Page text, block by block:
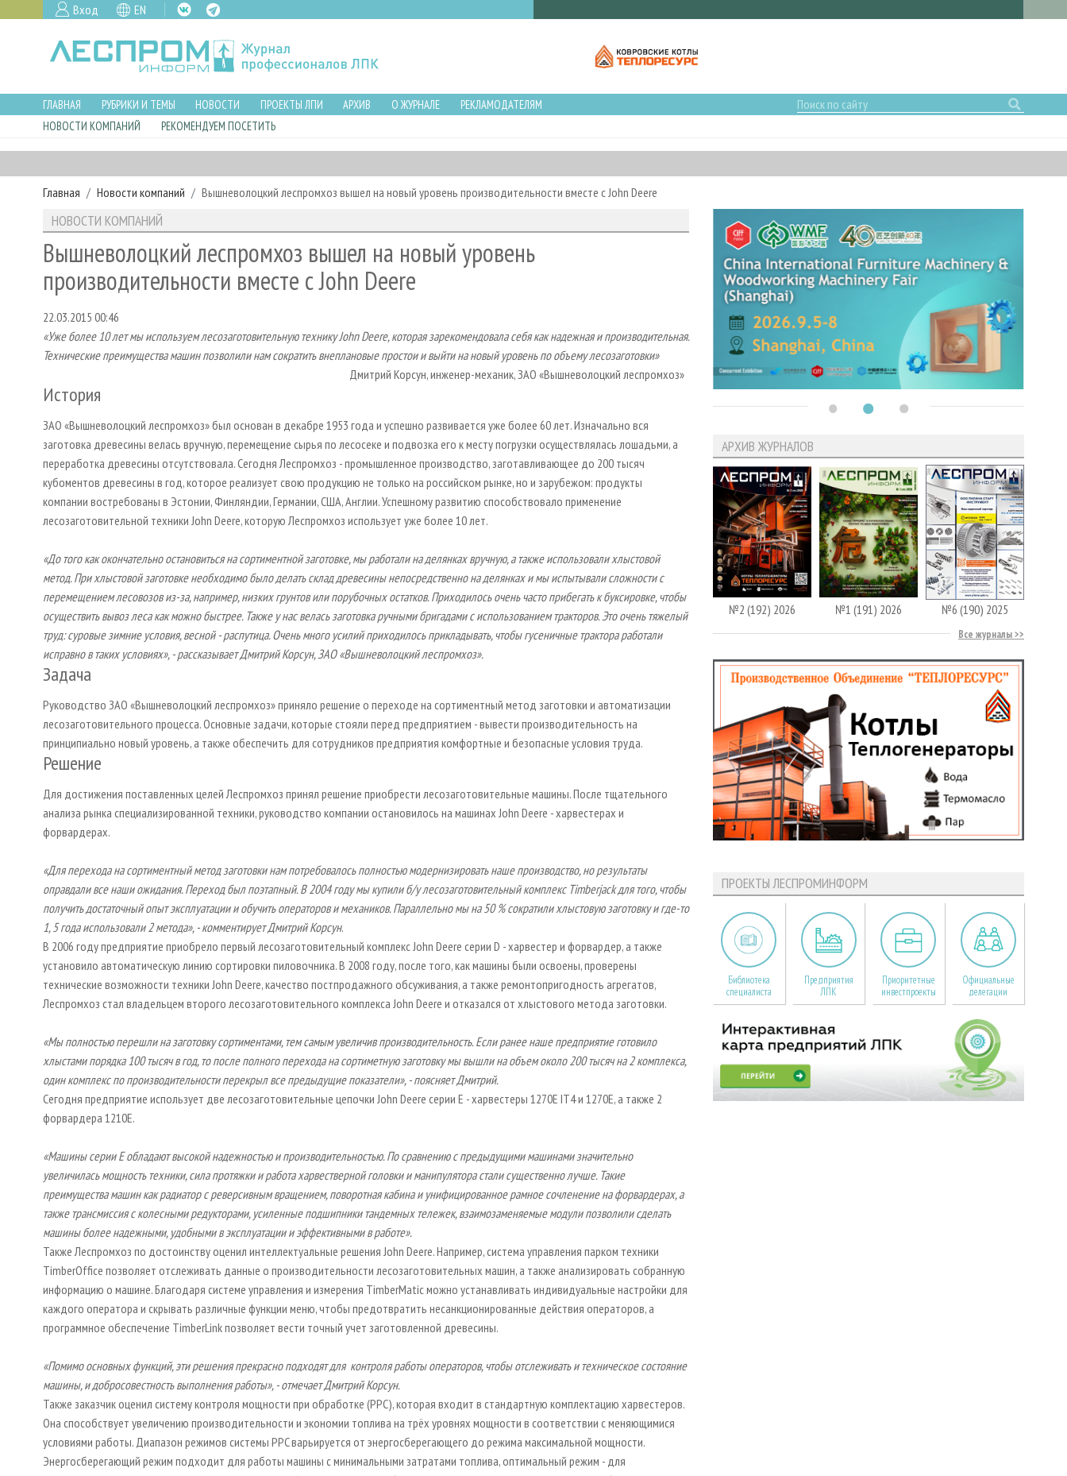
Вход EN
ГЛАВНАЯ РУБРИКИ И ТЕМЫ НОВОСТИ ПРОЕКТЫ ЛПИ АРХИВ О ЖУРНАЛЕ
РЕКЛАМОДАТЕЛЯМ
НОВОСТИ КОМПАНИЙ
РЕКОМЕНДУЕМ ПОСЕТИТЬ
Главная Новости компаний Вышневолоцкий леспромхоз вышел на новый уровень производительности вместе с John Deere
НОВОСТИ КОМПАНИЙ
Вышневолоцкий леспромхоз вышел на новый уровень
производительности вместе с John Deere
22.03.2015 00:46
«Уже более 10 лет мы используем лесозаготовительную техникуJohn Deere, которая зарекомендовала себя как надежная и производительная.
Технические преимущества машин позволили нам сократить внеплановые простои и выйти на новый уровень по объему лесозаготовки»
Дмитрий Корсун, инженер-механик, ЗАО «Вышневолоцкий леспромхоз»
История
ЗАО «Вышневолоцкий леспромхоз» был основан в декабре 1953 года и успешно развивается уже более 60 лет. Изначально вся
заготовка древесины велась вручную, перемещение сырья по лесосеке и подвозка его к месту погрузки осуществлялась лошадьми, а
переработка древесины отсутствовала. Сегодня Леспромхоз - промышленное производство, заготавливающее до 200 тысяч
кубоментов древесины в год, которое реализует свою продукцию не только на российском рынке, но и зарубежом: продукты
компании востребованы в Эстонии, Финляндии, Германии, США, Англии. Успешному развитию способствовало применение
лесозаготовительной техники John Deere, которую Леспромхоз использует уже более 10 лет.
«До того как окончательно остановиться на сортиментной заготовке, мы работали на делянках вручную, а также использовали хлыстовой
метод. При хлыстовой заготовке необходимо было делать склад древесины непосредственно на делянках и мы испытывали сложности с
перемещением лесовозов из-за, например, низких грунтов или порубочных остатков. Приходилось очень часто прибегать к буксировке, чтобы
осуществить вывоз леса как можно быстрее. Также у нас велась заготовка ручными бригадами с использованием тракторов. Это очень тяжелый
труд: суровые зимние условия, весной - распутица. Очень много усилий приходилось прикладывать, чтобы гусеничные трактора работали
исправно в таких условиях», - рассказывает Дмитрий Корсун, ЗАО «Вышневолоцкий леспромхоз».
Задача
Руководство ЗАО «Вышневолоцкий леспромхоз» приняло решение о переходе на сортиментный метод заготовки и автоматизации
лесозаготовительного процесса. Основные задачи, которые стояли перед предприятием - вывести производительность на
принципиально новый уровень, а также обеспечить для сотрудников предприятия комфортные и безопасные условия труда.
Решение
Для достижения поставленных целей Леспромхоз принял решение приобрести лесозаготовительные машины. После тщательного
анализа рынка специализированной техники, руководство компании остановилось на машинах John Deere - харвестерах и
форвардерах.
«Для перехода на сортиментный метод заготовки нам потребовалось полностью модернизировать наше производство, но результаты
оправдали все наши ожидания. Переход был поэтапный. В 2004 году мы купили б/у лесозаготовительный комплекс Timberjackдля того, чтобы
получить достаточный опыт эксплуатации и обучить операторов и механиков. Параллельно мы на 50 % сократили хлыстовую заготовку и где-то
1, 5 года использовали 2 метода», - комментирует Дмитрий Корсун.
В 2006 году предприятие приобрело первый лесозаготовительный комплекс John Deere серии D - харвестер и форвардер, а также
установило автоматическую линию сортировки пиловочника. В 2008 году, после того, как машины были освоены, проверены
технические возможности техники John Deere, качество постпродажного обсуживания, а также ремонтопригодность агрегатов,
Леспромхоз стал владельцем второго лесозаготовительного комплекса John Deere и отказался от хлыстового метода заготовки.
«Мы полностью перешли на заготовку сортиментами, тем самым увеличив производительность. Если ранее наше предприятие готовило
хлыстами порядка 100 тысяч в год, то после полного перехода на сортиметную заготовку мы вышли на объем около 200 тысяч на 2 комплекса,
один комплекс по производительности перекрыл все предыдущие показатели», - поясняет Дмитрий.
Сегодня предприятие использует две лесозаготовительные цепочки John Deere серии E - харвестеры 1270E IT4 и 1270Е, а также 2
форвардера 1210E.
«Машины серииEобладают высокой надежностью и производительностью. По сравнению с предыдущими машинами значительно
увеличилась мощность техники, сила протяжки и работа харвестверной головки и манипулятора стали существенно лучше. Такие
преимущества машин как радиатор с реверсивным вращением, поворотная кабина и унифицированное рамное сочленение на форвардерах, а
также трансмиссия с колесными редукторами, усиленные подшипники тандемных тележек, взаимозаменяемые модули позволили сделать
машины более надежными, удобными в эксплуатации и эффективными в работе».
Также Леспромхоз по достоинству оценил интеллектуальные решения John Deere. Например, система управления парком техники
TimberOffiсe позволяет отслеживать данные о производительности лесозаготовительных машин, а также анализировать собранную
информацию о машине. Благодаря системе управления и измерения TimberMatic можно устанавливать индивидуальные настройки для
каждого оператора и скрывать различные функции меню, чтобы предотвратить несанкционированные действия операторов, а
программное обеспечение TimberLink позволяет вести точный учет заготовленной древесины.
«Помимо основных функций, эти решения прекрасно подходят для контроля работы операторов, чтобы отслеживать и техническое состояние
машины, и добросовестность выполнения работы», - отмечает Дмитрий Корсун.
Также заказчик оценил систему контроля мощности при обработке (PPС), которая входит в стандартную комплектацию харвестеров.
Она способствует увеличению производительности и экономии топлива на трёх уровнях мощности в соответствии с меняющимися
условиями работы. Диапазон режимов системы PPC варьируется от энергосберегающего до режима максимальной мощности.
Энергосберегающий режим подходит для работы машины с минимальными затратами топлива, оптимальный режим - для
АРХИВ ЖУРНАЛОВ
№2 (192) 2026 №1 (191) 2026 №6 (190) 2025
Все журналы
ПРОЕКТЫ ЛЕСПРОМИНФОРМ
Библиотека
специалиста
Предприятия
ЛПК
Приоритетные
инвестпроекты
Официальные
делегации